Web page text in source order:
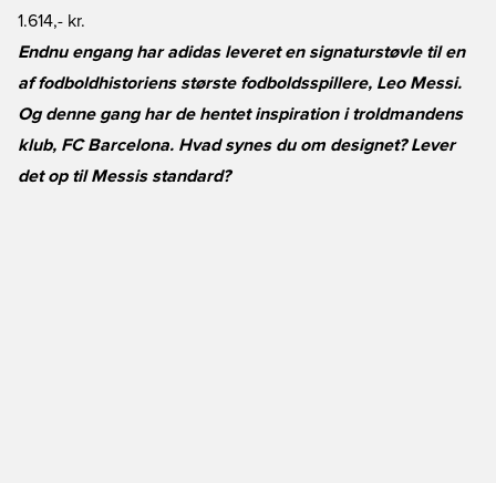
1.614,- kr.
Endnu engang har adidas leveret en signaturstøvle til en
af fodboldhistoriens største fodboldsspillere, Leo Messi.
Og denne gang har de hentet inspiration i troldmandens
klub, FC Barcelona. Hvad synes du om designet? Lever
det op til Messis standard?